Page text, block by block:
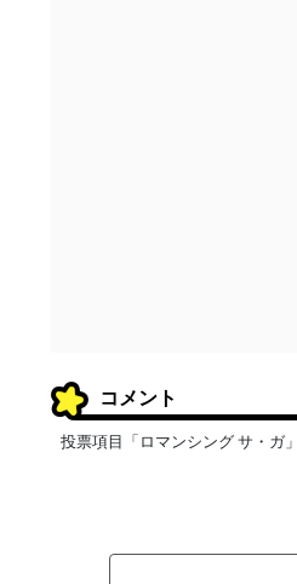
コメント
投票項目「ロマンシング サ・ガ